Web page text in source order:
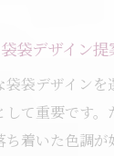
袋デザイン提
袋デザインを
て重要です。
着いた色調